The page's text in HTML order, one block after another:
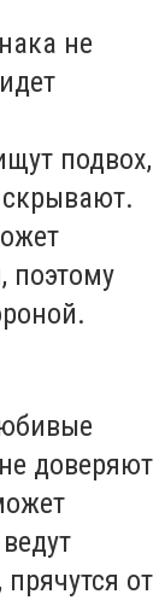
не
подвох,
скрывают.
поэтому
доверяют
от